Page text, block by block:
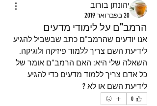
יהונתן בורוב
20 בפברואר 2019
הרמב"ם על לימודי מדעים
לידיעת השם צריך ללמוד פיזיקה ולוגיקה.
לידיעת השם או לא ?
0